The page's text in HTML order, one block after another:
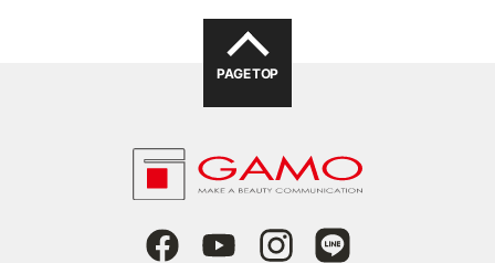
PAGE TOP